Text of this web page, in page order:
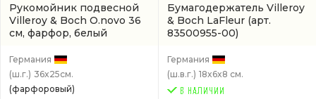
Рукомойник подвесной
Villeroy & Boch O.novo 36
см, фарфор, белый
(43423601)
Германия
(ш.г.) 36x25см.
(фарфоровый)
Бумагодержатель Villeroy
& Boch LaFleur (арт.
83500955-00)
Германия
(ш.в.г.) 18x6x8 см.